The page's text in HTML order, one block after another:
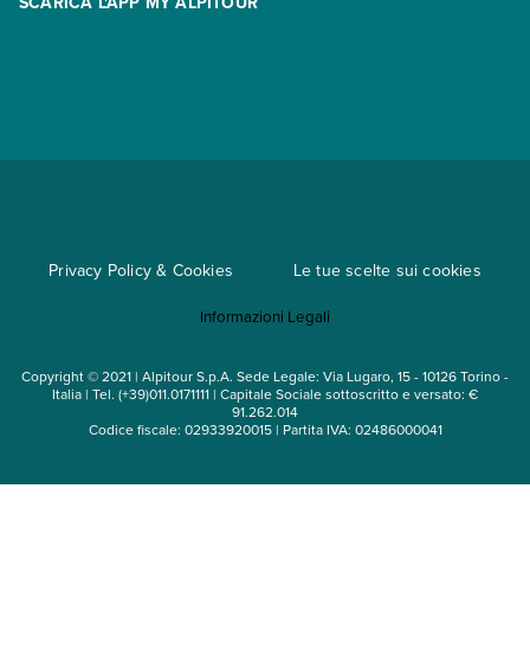
Assicurazioni
Condizioni generali di contratto
Mappa del sito
Privacy Policy & Cookies Le tue scelte sui cookies
Informazioni Legali
Copyright © 2021 | Alpitour S.p.A. Sede Legale: Via Lugaro, 15 - 10126 Torino -
Italia | Tel. (+39)011.0171111 | Capitale Sociale sottoscritto e versato: €
91.262.014
Codice fiscale: 02933920015 | Partita IVA: 02486000041